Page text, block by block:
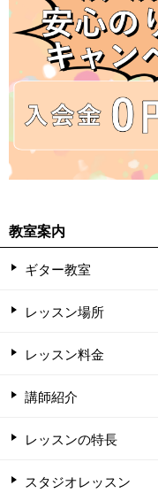
教室案内
ギター教室
レッスン場所
レッスン料金
講師紹介
レッスンの特長
スタジオレッスン